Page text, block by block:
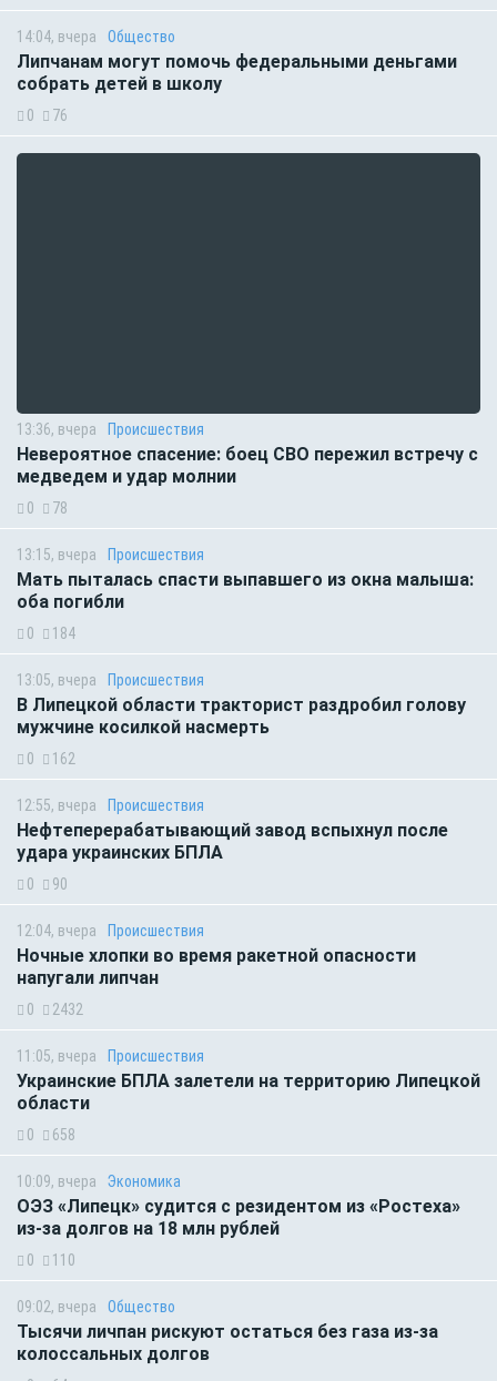
14:04, вчера Общество
Липчанам могут помочь федеральными деньгами
собрать детей в школу
0 76
13:36, вчера Происшествия
Невероятное спасение: боец СВО пережил встречу с
медведем и удар молнии
0 78
13:15, вчера Происшествия
Мать пыталась спасти выпавшего из окна малыша:
оба погибли
0 184
13:05, вчера Происшествия
В Липецкой области тракторист раздробил голову
мужчине косилкой насмерть
0 162
12:55, вчера Происшествия
Нефтеперерабатывающий завод вспыхнул после
удара украинских БПЛА
0 90
12:04, вчера Происшествия
Ночные хлопки во время ракетной опасности
напугали липчан
0 2432
11:05, вчера Происшествия
Украинские БПЛА залетели на территорию Липецкой
области
0 658
10:09, вчера Экономика
ОЭЗ «Липецк» судится с резидентом из «Ростеха»
из-за долгов на 18 млн рублей
0 110
09:02, вчера Общество
Тысячи личпан рискуют остаться без газа из-за
колоссальных долгов